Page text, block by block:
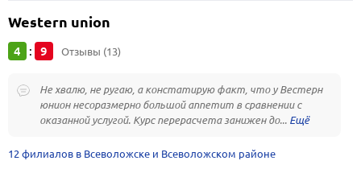
Western union
4 : 9 Отзывы (13)
Не хвалю, не ругаю, а констатирую факт, что у Вестерн
юнион несоразмерно большой аппетит в сравнении с
оказанной услугой. Курс перерасчета занижен до...
12 филиалов в Всеволожске и Всеволожском районе